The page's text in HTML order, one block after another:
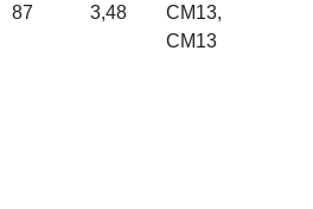
87 3,48
CM13,
CM13